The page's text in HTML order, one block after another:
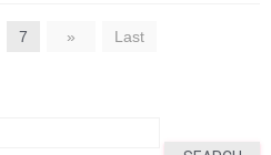
7 » Last